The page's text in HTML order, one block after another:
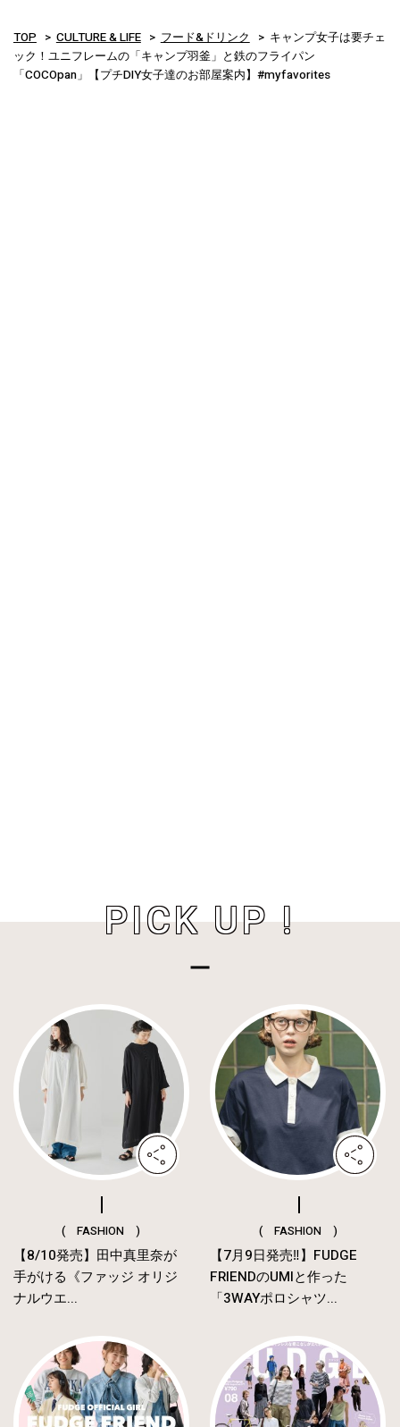
TOP CULTURE & LIFE フード&ドリンク
キャンプ女子は要チェ
ック！ユニフレームの「キャンプ羽釜」と鉄のフライパン
「COCOpan」【プチDIY女子達のお部屋案内】#myfavorites
PICK UP !
( FASHION )
【8/10発売】田中真里奈が
手がける《ファッジ オリジ
ナルウエ...
( FASHION )
【7月9日発売‼︎】FUDGE
FRIENDのUMIと作った
「3WAYポロシャツ...